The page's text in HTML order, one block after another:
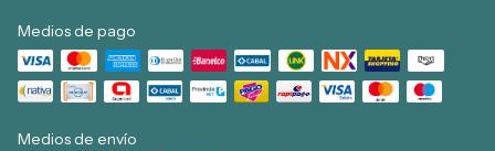
Medios de pago
Medios de envío